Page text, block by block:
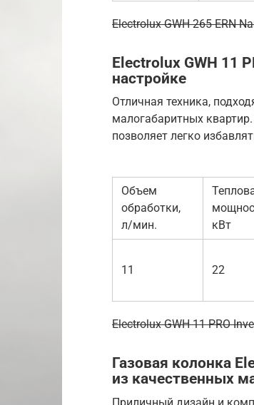
Electrolux GWH 265 ERN
Electrolux GWH 11
настройке
Отличная техника,
малогабаритных
позволяет легко
Объем
обработки,
л/мин.
кВт
11 22
Electrolux GWH 11 PRO
Газовая колонка
из качественных